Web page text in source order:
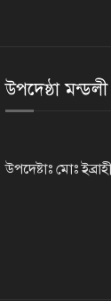
উপদেষ্ঠা মন্ডলী
উপদেষ্টাঃ মোঃ